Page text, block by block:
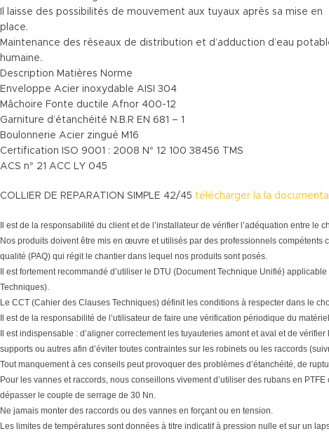
Il laisse des possibilités de mouvement aux tuyaux après sa mise en
place.
Maintenance des réseaux de distribution et d’adduction d’eau
humaine.
Description Matières Norme
Enveloppe Acier inoxydable AISI 304
Mâchoire Fonte ductile Afnor 400-12
Garniture d’étanchéité N.B.R EN 681 – 1
Boulonnerie Acier zingué M16
Certification ISO 9001 : 2008 N° 12 100 38456 TMS
ACS n° 21 ACC LY 045
COLLIER DE REPARATION SIMPLE 42/45 télécharger la la
Il est de la responsabilité du client et de l’installateur de vérifier l’adéquation entre
Nos produits doivent être mis en œuvre et utilisés par des professionnels compétents
qualité (PAQ) qui régit le chantier dans lequel nos produits sont posés.
Il est fortement recommandé d’utiliser le DTU (Document Technique Unifié)
Techniques).
Le CCT (Cahier des Clauses Techniques) définit les conditions à respecter dans le
Il est de la responsabilité de l’utilisateur de faire une vérification périodique du
Il est indispensable : d’aligner correctement les tuyauteries amont et aval et de
supports ou autres afin d’éviter toutes contraintes sur les robinets ou les raccords
Tout manquement à ces conseils peut provoquer des problèmes d’étanchéité, de
Pour les vannes et raccords, nous conseillons vivement d’utiliser des rubans en
dépasser le couple de serrage de 30 Nn.
Ne jamais monter des raccords ou des vannes en forçant ou en tension.
Les limites de températures sont données à titre indicatif à pression nulle et sur un